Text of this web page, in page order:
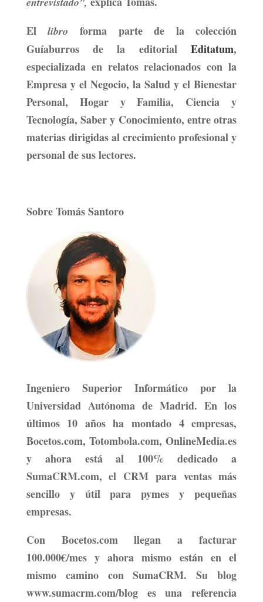
Ellibro forma parte de lacolección
Guíaburros de la editorialEditatum,
especializada en relatos relacionados con la
Empresa y el Negocio, la Salud y el Bienestar
Personal, Hogar y Familia, Ciencia y
Tecnología, Saber y Conocimiento, entre otras
materias dirigidas al crecimiento profesional y
personal de sus lectores.
Sobre Tomás Santoro
Ingeniero Superior Informático por la
Universidad Autónoma de Madrid. En los
últimos 10 años ha montado 4 empresas,
Bocetos.com, Totombola.com, OnlineMedia.es
y ahora está al 100% dedicado a
SumaCRM.com, el CRM para ventas más
sencillo y útil para pymes y pequeñas
empresas.
Con Bocetos.com llegan a facturar
100.000€/mes y ahora mismo están en el
mismo camino con SumaCRM. Su blog
www.sumacrm.com/blog es una referencia